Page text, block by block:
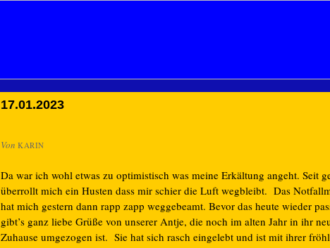
17.01.2023
Von KARIN
Da war ich wohl etwas zu optimistisch was meine Erkältung angeht. Seit
überrollt mich ein Husten dass mir schier die Luft wegbleibt. Das
hat mich gestern dann rapp zapp weggebeamt. Bevor das heute wieder
gibt’s ganz liebe Grüße von unserer Antje, die noch im alten Jahr in ihr
Zuhause umgezogen ist. Sie hat sich rasch eingelebt und ist mit ihrer